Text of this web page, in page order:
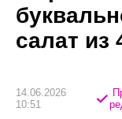
салат из
14.06.2026
10:51